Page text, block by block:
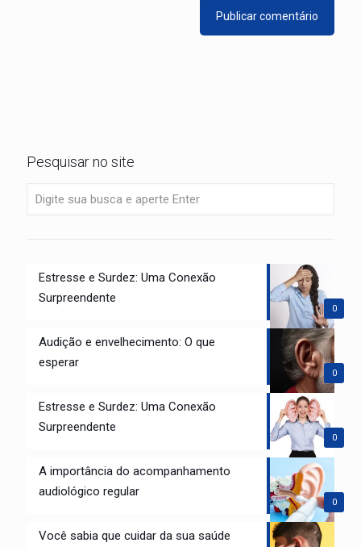
Pesquisar no site
0
Estresse e Surdez: Uma Conexão
Surpreendente
0
Audição e envelhecimento: O que
esperar
0
Estresse e Surdez: Uma Conexão
Surpreendente
0
A importância do acompanhamento
audiológico regular
Você sabia que cuidar da sua saúde